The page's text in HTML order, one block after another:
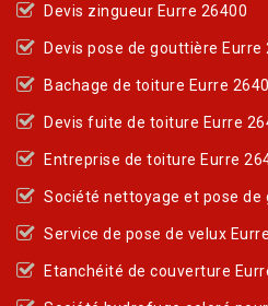
Devis zingueur Eurre 26400
Devis pose de gouttière Eurre
Bachage de toiture Eurre
Devis fuite de toiture Eurre
Entreprise de toiture Eurre
Société nettoyage et pose de
Service de pose de velux
Etanchéité de couverture